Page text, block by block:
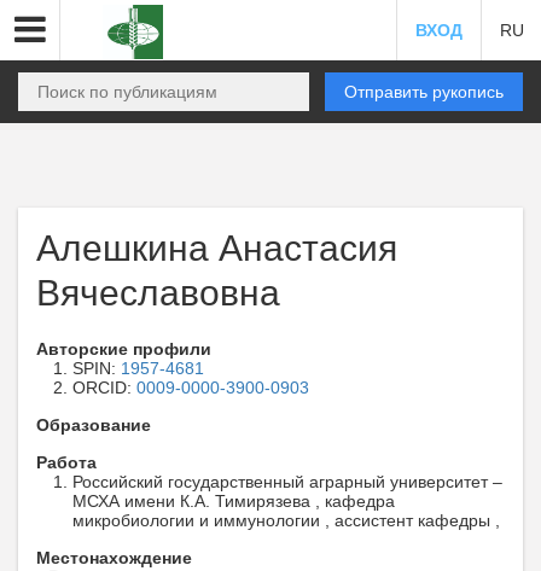
ВХОД RU
Отправить рукопись
Алешкина Анастасия
Вячеславовна
Авторские профили
SPIN: 1957-4681
ORCID: 0009-0000-3900-0903
Образование
Работа
Российский государственный аграрный университет –
МСХА имени К.А. Тимирязева , кафедра
микробиологии и иммунологии , ассистент кафедры ,
Местонахождение